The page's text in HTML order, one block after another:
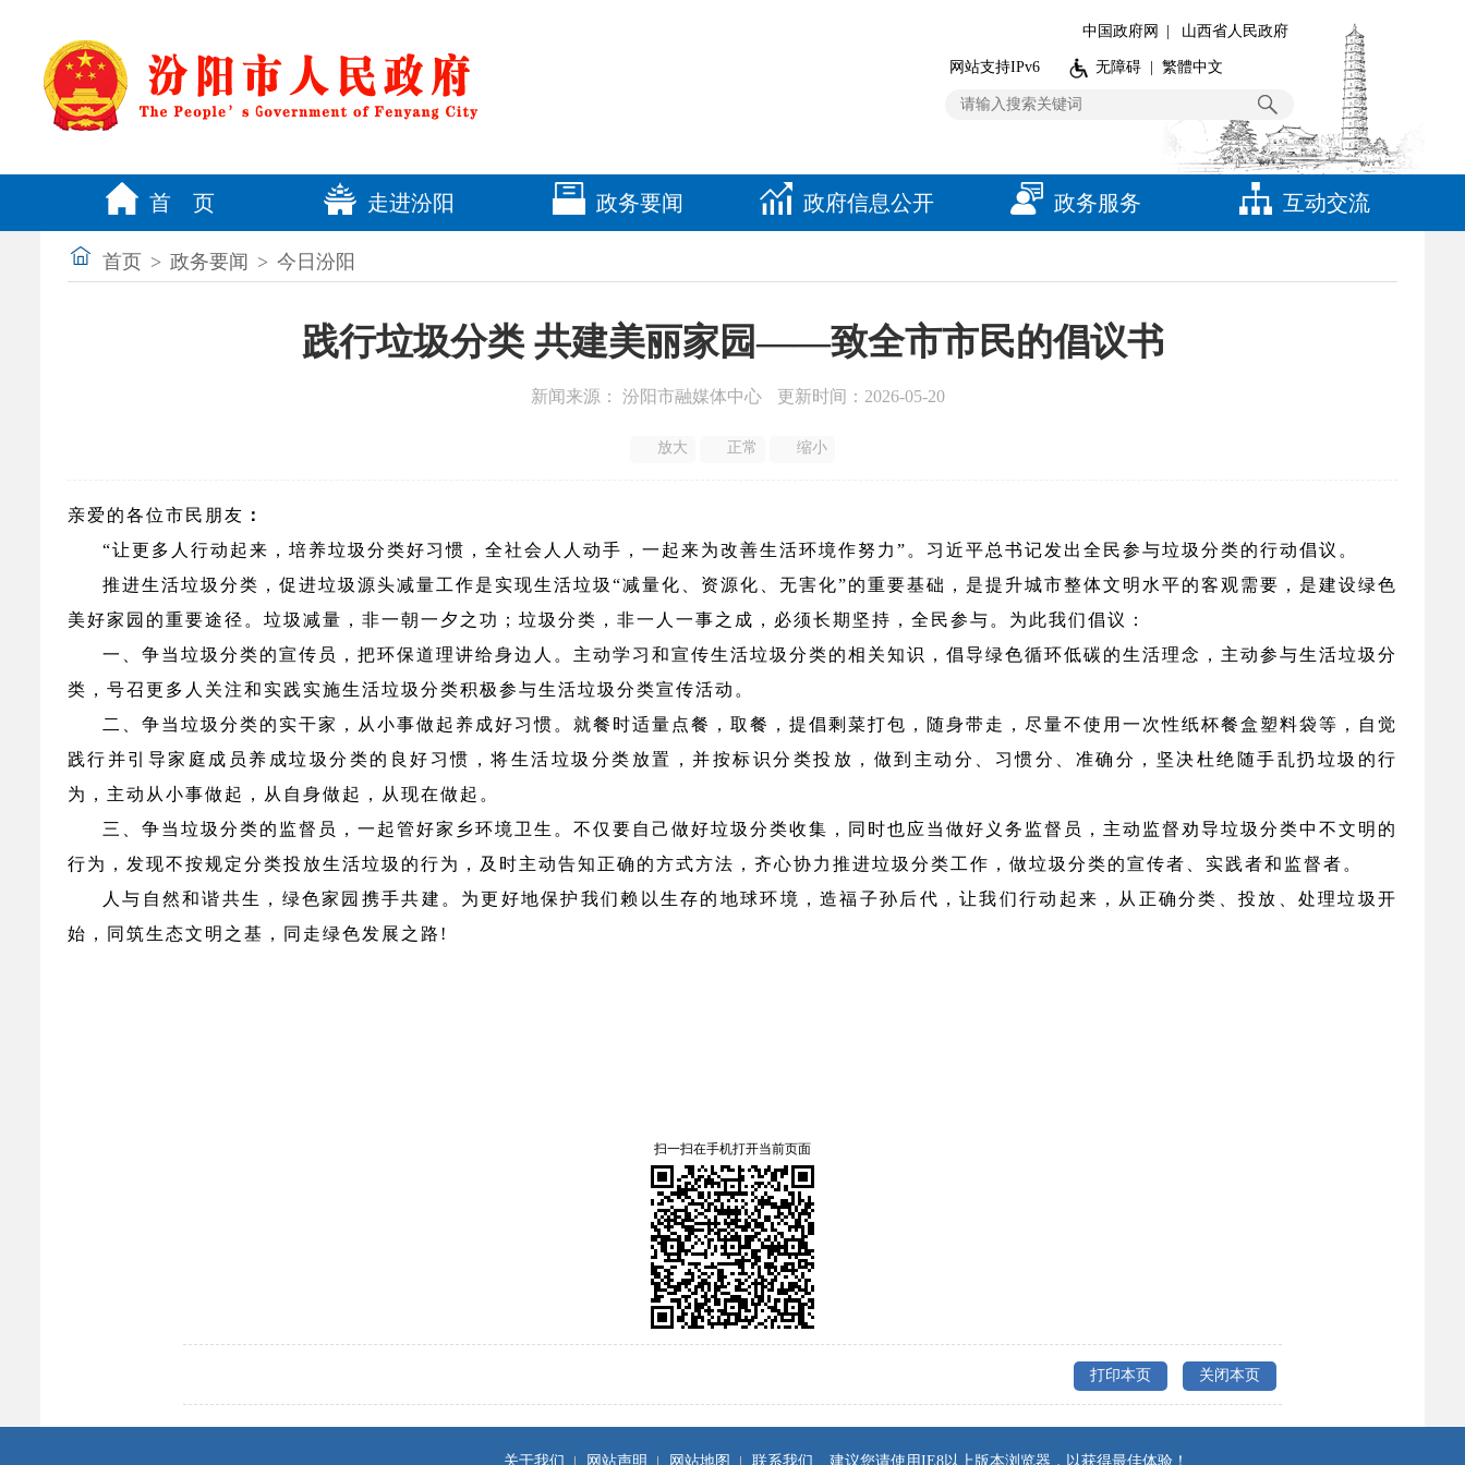
中国政府网 山西省人民政府
网站支持IPv6 无障碍 繁體中文
首 页 走进汾阳 政务要闻 政府信息公开 政务服务 互动交流
首页 > 政务要闻 > 今日汾阳
践行垃圾分类 共建美丽家园——致全市市民的倡议书
新闻来源： 汾阳市融媒体中心 更新时间：2026-05-20
放大 正常 缩小
亲爱的各位市民朋友 ：
“让更多人行动起来，培养垃圾分类好习惯，全社会人人动手，一起来为改善生活环境作努力”。习近平总书记发出全民参与垃圾分类的行动倡议。
推进生活垃圾分类，促进垃圾源头减量工作是实现生活垃圾“减量化、资源化、无害化”的重要基础，是提升城市整体文明水平的客观需要，是建设绿色
美好家园的重要途径。垃圾减量，非一朝一夕之功；垃圾分类，非一人一事之成，必须长期坚持，全民参与。为此我们倡议：
一、争当垃圾分类的宣传员，把环保道理讲给身边人。主动学习和宣传生活垃圾分类的相关知识，倡导绿色循环低碳的生活理念，主动参与生活垃圾分
类，号召更多人关注和实践实施生活垃圾分类积极参与生活垃圾分类宣传活动。
二、争当垃圾分类的实干家，从小事做起养成好习惯。就餐时适量点餐，取餐，提倡剩菜打包，随身带走，尽量不使用一次性纸杯餐盒塑料袋等，自觉
践行并引导家庭成员养成垃圾分类的良好习惯，将生活垃圾分类放置，并按标识分类投放，做到主动分、习惯分、准确分，坚决杜绝随手乱扔垃圾的行
为，主动从小事做起，从自身做起，从现在做起。
三、争当垃圾分类的监督员，一起管好家乡环境卫生。 不仅要自己做好垃圾分类收集，同时也应当做好义务监督员，主动监督劝导垃圾分类中不文明的
行为，发现不按规定分类投放生活垃圾的行为，及时主动告知正确的方式方法，齐心协力推进垃圾分类工作，做垃圾分类的宣传者、实践者和监督者。
人与自然和谐共生，绿色家园携手共建。为更好地保护我们赖以生存的地球环境，造福子孙后代，让我们行动起来，从正确分类、投放、处理垃圾开
始，同筑生态文明之基，同走绿色发展之路 !
扫一扫在手机打开当前页面
打印本页 关闭本页
关于我们 网站声明 网站地图 联系我们 建议您请使用IE8以上版本浏览器，以获得最佳体验！